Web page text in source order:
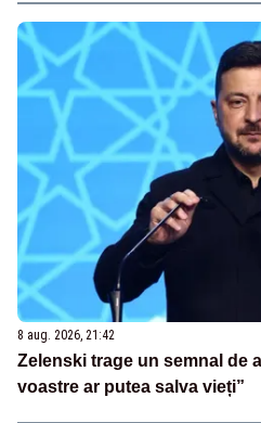
8 aug. 2026, 21:42
Zelenski trage un semnal de
voastre ar putea salva vieți”